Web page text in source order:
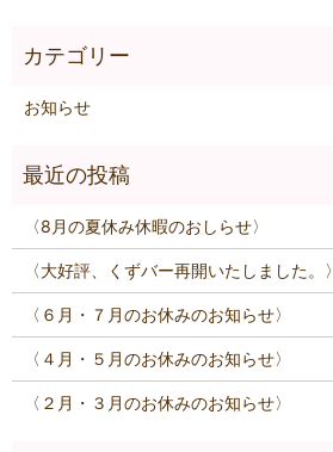
お知らせ
〈8月の夏休み休暇のおしらせ〉
〈大好評、くずバー再開いたしました。〉
〈６月・７月のお休みのお知らせ〉
〈４月・５月のお休みのお知らせ〉
〈２月・３月のお休みのお知らせ〉